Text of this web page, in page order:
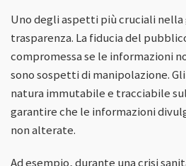
Uno degli aspetti più cruciali
trasparenza. La fiducia del
compromessa se le informazioni
sono sospetti di manipolazione.
natura immutabile e tracciabile
garantire che le informazioni
non alterate.
Ad esempio, durante una crisi